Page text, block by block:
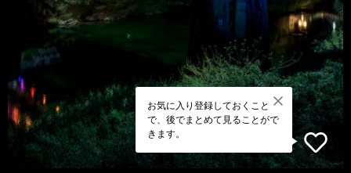
お気に入り登録しておくこと
で、後でまとめて見ることがで
きます。